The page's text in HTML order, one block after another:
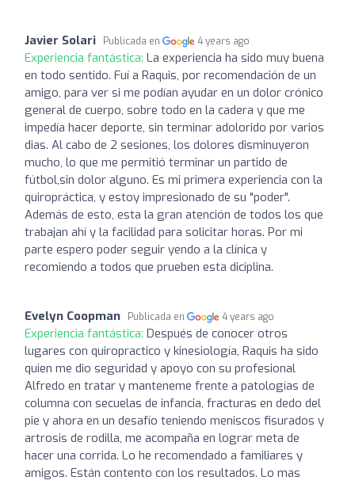
Javier Solari Publicada en 4 years ago
Experiencia fantástica: La experiencia ha sido muy buena
en todo sentido. Fuí a Raquis, por recomendación de un
amigo, para ver si me podían ayudar en un dolor crónico
general de cuerpo, sobre todo en la cadera y que me
impedía hacer deporte, sin terminar adolorido por varios
dias. Al cabo de 2 sesiones, los dolores disminuyeron
mucho, lo que me permitió terminar un partido de
fútbol,sin dolor alguno. Es mi primera experiencia con la
quiropráctica, y estoy impresionado de su "poder".
Además de esto, esta la gran atención de todos los que
trabajan ahí y la facilidad para solicitar horas. Por mi
parte espero poder seguir yendo a la clínica y
recomiendo a todos que prueben esta diciplina.
Evelyn Coopman Publicada en 4 years ago
Experiencia fantástica: Después de conocer otros
lugares con quiropractico y kinesiología, Raquis ha sido
quien me dio seguridad y apoyo con su profesional
Alfredo en tratar y manteneme frente a patologías de
columna con secuelas de infancia, fracturas en dedo del
pie y ahora en un desafío teniendo meniscos fisurados y
artrosis de rodilla, me acompaña en lograr meta de
hacer una corrida. Lo he recomendado a familiares y
amigos. Están contento con los resultados. Lo mas